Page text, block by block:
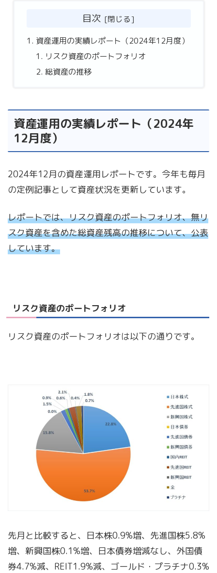
目次
資産運用の実績レポート（2024年12月度）
リスク資産のポートフォリオ
総資産の推移
資産運用の実績レポート（2024年
12月度）
2024年12月の資産運用レポートです。今年も毎月
の定例記事として資産状況を更新しています。
レポートでは、リスク資産のポートフォリオ、無リ
スク資産を含めた総資産残高の推移について、公表
しています。
リスク資産のポートフォリオ
リスク資産のポートフォリオは以下の通りです。
先月と比較すると、日本株0.9%増、先進国株5.8%
増、新興国株0.1%増、日本債券増減なし、外国債
券4.7%減、REIT1.9%減、ゴールド・プラチナ0.3%